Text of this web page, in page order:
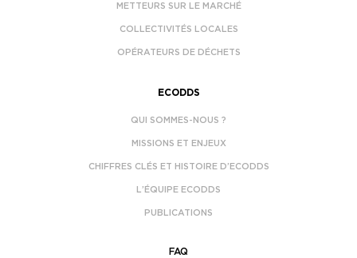
METTEURS SUR LE MARCHÉ
COLLECTIVITÉS LOCALES
OPÉRATEURS DE DÉCHETS
ECODDS
QUI SOMMES-NOUS ?
MISSIONS ET ENJEUX
CHIFFRES CLÉS ET HISTOIRE D’ECODDS
L’ÉQUIPE ECODDS
PUBLICATIONS
FAQ